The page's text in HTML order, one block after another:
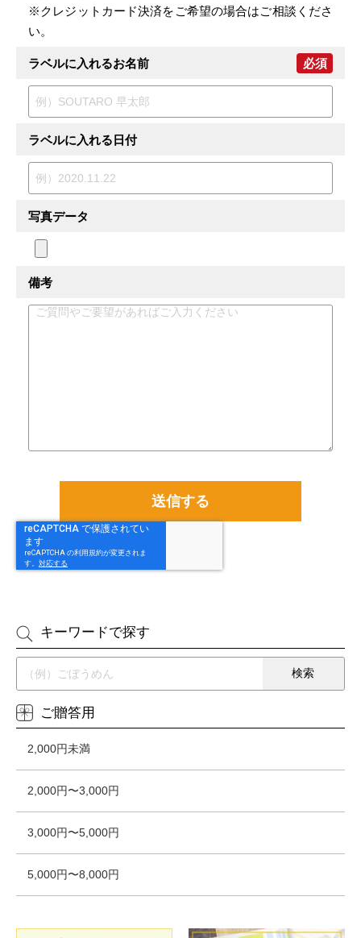
※クレジットカード決済をご希望の場合はご相談くださ
い。
ラベルに入れるお名前 必須
ラベルに入れる日付
写真データ
備考
キーワードで探す
ご贈答用
2,000円未満
2,000円〜3,000円
3,000円〜5,000円
5,000円〜8,000円